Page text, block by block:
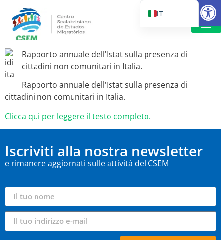
Rapporto annuale dell'Istat sulla presenza di
cittadini non comunitari in Italia.
Rapporto annuale dell'Istat sulla presenza di
cittadini non comunitari in Italia.
Clicca qui per leggere il testo completo.
Iscriviti alla nostra newsletter
e rimanere aggiornati sulle attività del CSEM
IT
EN